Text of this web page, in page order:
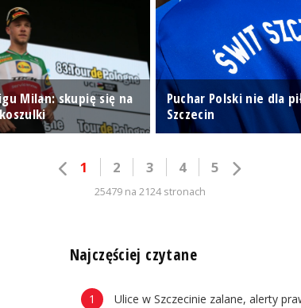
Milan: skupię się na
Puchar Polski nie dla
Szczecin
1 2 3 4 5
25479 na 2124 stronach
Najczęściej czytane
Ulice w Szczecinie zalane, alerty